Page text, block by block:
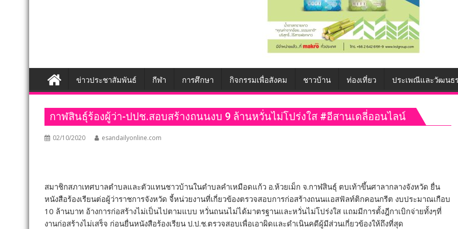
ข่าวประชาสัมพันธ์ กีฬา การศึกษา กิจกรรมเพื่อสังคม ชาวบ้าน ท่องเที่ยว ประเพณีและวัฒนธ
กาฬสินธุ์ร้องผู้ว่า-ปปช.สอบสร้างถนนงบ 9 ล้านหวั่นไม่โปร่งใส #อีสานเดลี่ออนไลน์
02/10/2020 esandailyonline.com
สมาชิกสภาเทศบาลตำบลและตัวแทนชาวบ้านในตำบลคำเหมือดแก้ว อ.ห้วยเม็ก จ.กาฬสินธุ์ ตบเท้าขึ้นศาลากลางจังหวัด ยื่น
หนังสือร้องเรียนต่อผู้ว่าราชการจังหวัด จี้หน่วยงานที่เกี่ยวข้องตรวจสอบการก่อสร้างถนนแอสฟัลท์ติกคอนกรีต งบประมาณเกือบ
10 ล้านบาท อ้างการก่อสร้างไม่เป็นไปตามแบบ หวั่นถนนไม่ได้มาตรฐานและหวั่นไม่โปร่งใส แถมมีการตั้งฎีกาเบิกจ่ายทั้งๆที่
งานก่อสร้างไม่เสร็จ ก่อนยื่นหนังสือร้องเรียน ป.ป.ช.ตรวจสอบเพื่อเอาผิดและดำเนินคดีผู้มีส่วนเกี่ยวข้องให้ถึงที่สุด